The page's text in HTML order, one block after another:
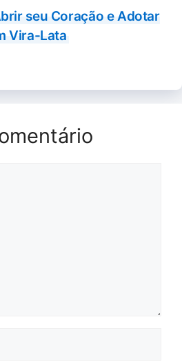
seu Coração e Adotar
Vira-Lata